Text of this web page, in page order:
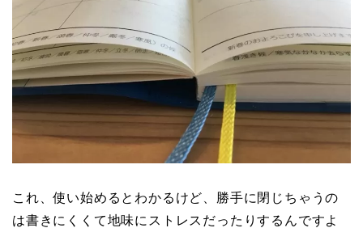
これ、使い始めるとわかるけど、勝手に閉じちゃうの
は書きにくくて地味にストレスだったりするんですよ